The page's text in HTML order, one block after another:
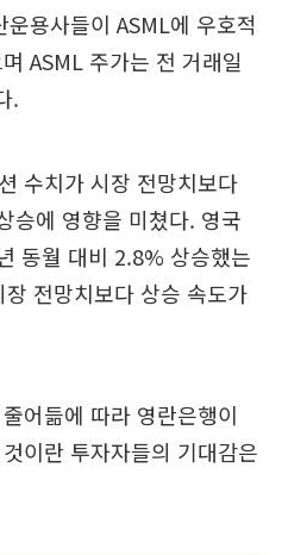
용사들이 ASML에 우호적
ASML 주가는 전 거래일
.
수치가 시장 전망치보다
승에 영향을 미쳤다. 영국
동월 대비 2.8% 상승했는
전망치보다 상승 속도가
어듦에 따라 영란은행이
이란 투자자들의 기대감은